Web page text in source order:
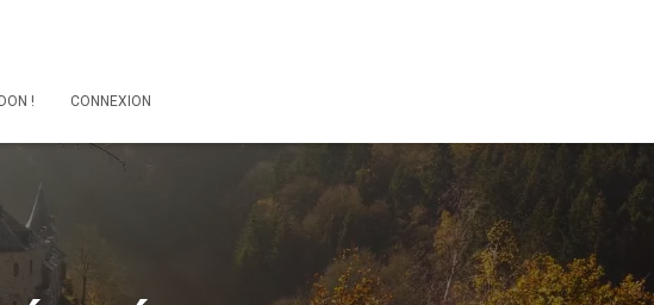
! CONNEXION